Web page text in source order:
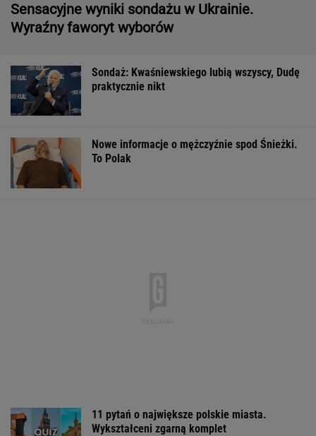
Sensacyjne wyniki sondażu w Ukrainie.
Wyraźny faworyt wyborów
Sondaż: Kwaśniewskiego lubią wszyscy, Dudę
praktycznie nikt
Nowe informacje o mężczyźnie spod Śnieżki.
To Polak
11 pytań o największe polskie miasta.
Wykształceni zgarną komplet